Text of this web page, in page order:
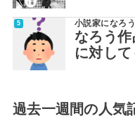
小説家になろう
なろう
に対し
過去一週間の人気